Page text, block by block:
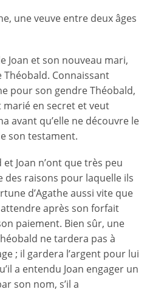
une veuve entre deux âges
Joan et son nouveau mari,
Connaissant
pour son gendre Théobald,
marié en secret et veut
avant qu’elle ne découvre le
son testament.
Joan n’ont que très peu
des raisons pour laquelle ils
d’Agathe aussi vite que
attendre après son forfait
paiement. Bien sûr, une
ne tardera pas à
; il gardera l’argent pour lui
a entendu Joan engager un
son nom, s’il a